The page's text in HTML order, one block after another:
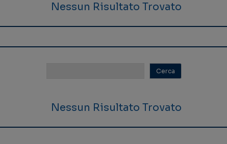
Nessun Risultato Trovato
Nessun Risultato Trovato